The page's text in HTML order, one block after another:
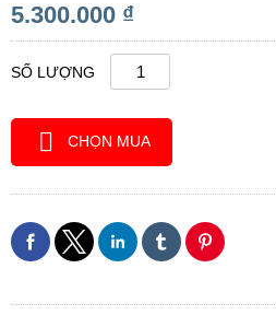
5.300.000 ₫
SỐ LƯỢNG
CHỌN MUA